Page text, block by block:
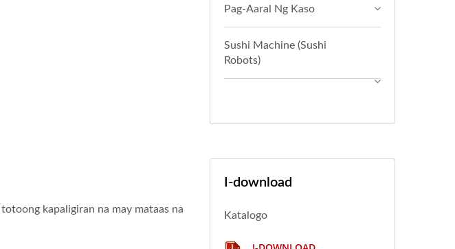
kapaligiran na may mataas na
Pag-Aaral Ng Kaso
Sushi Machine (Sushi
Robots)
I-download
Katalogo